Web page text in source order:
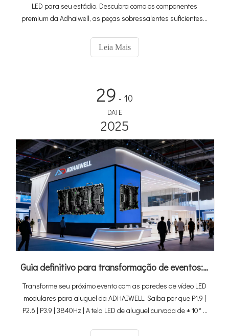
LED para seu estádio. Descubra como os componentes
premium da Adhaiwell, as peças sobressalentes suficientes e
confiabilidade e o mínimo de tempo de inatividade, garantindo
receita contínua dos patrocinadores e uma experiência pós-
Leia Mais
29 - 10
DATE
2025
Guia definitivo para transformação de eventos: como as paredes de vídeo LED modulares para aluguel da ADHAIWELL oferecem recursos visuais inesquecíveis
Transforme seu próximo evento com as paredes de vídeo LED
modulares para aluguel da ADHAIWELL. Saiba por que P1.9 |
P2.6 | P3.9 | 3840Hz | A tela LED de aluguel curvada de ± 10° é